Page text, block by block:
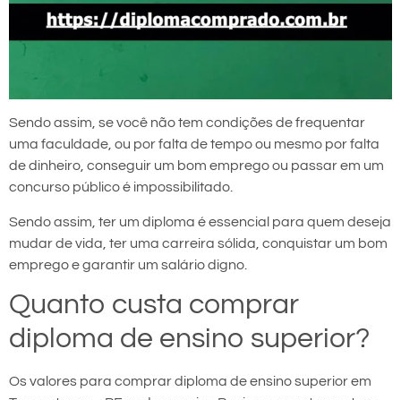
Sendo assim, se você não tem condições de frequentar
uma faculdade, ou por falta de tempo ou mesmo por falta
de dinheiro, conseguir um bom emprego ou passar em um
concurso público é impossibilitado.
Sendo assim, ter um diploma é essencial para quem deseja
mudar de vida, ter uma carreira sólida, conquistar um bom
emprego e garantir um salário digno.
Quanto custa comprar
diploma de ensino superior?
Os valores para comprar diploma de ensino superior em